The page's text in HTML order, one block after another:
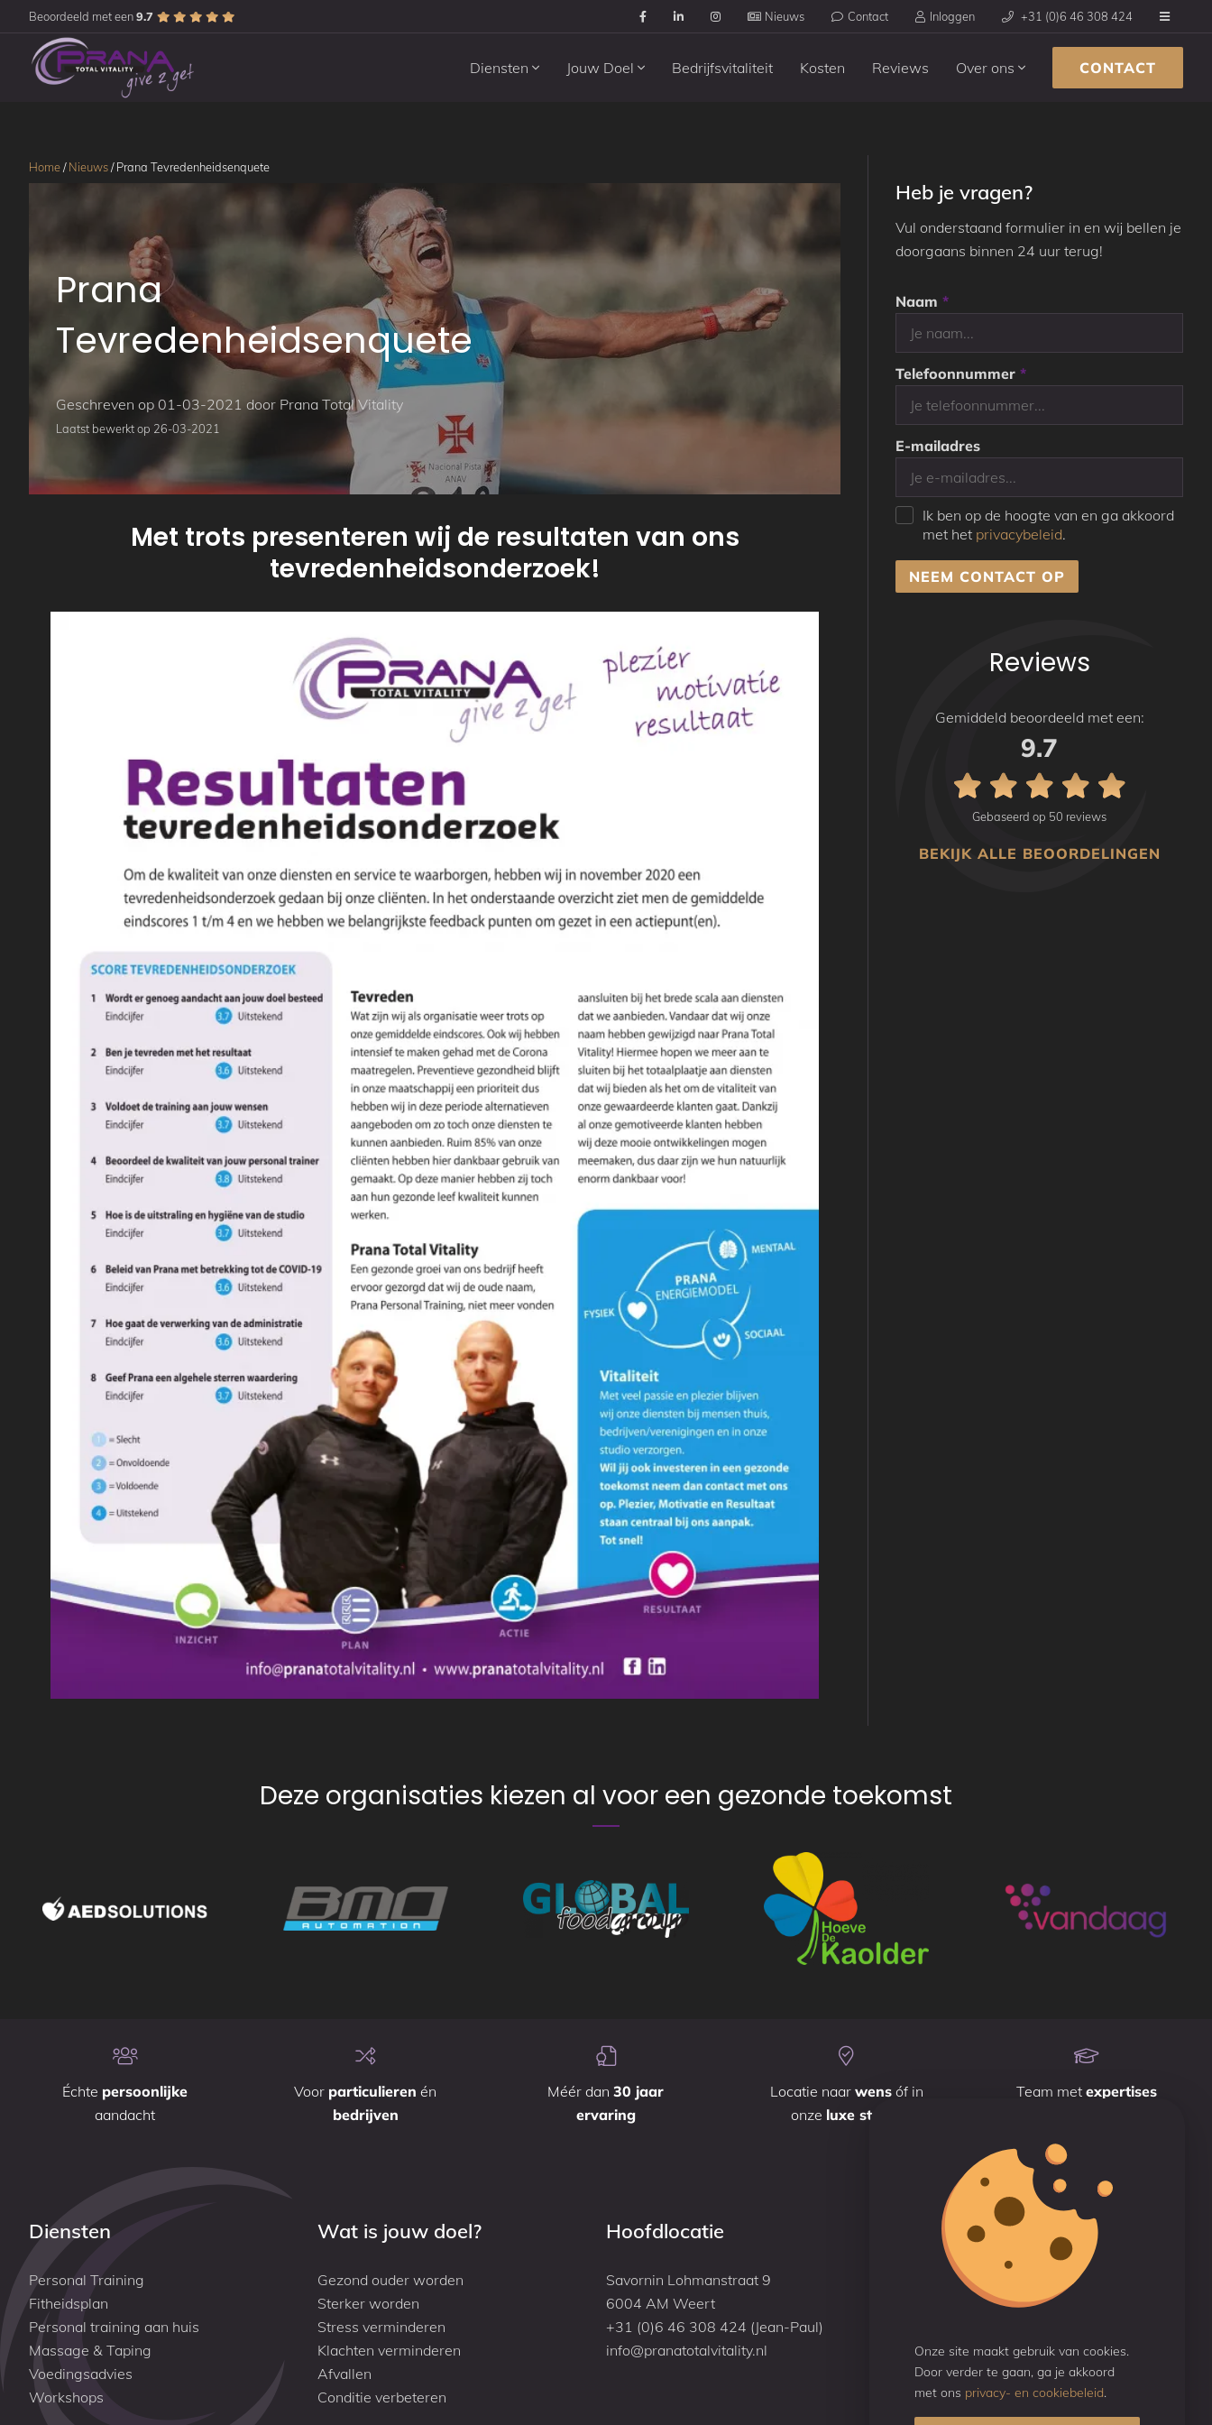
Onze site maakt gebruik van cookies.
Door verder te gaan, ga je akkoord
met ons privacy- en cookiebeleid.
Beoordeeld met een9.7 Nieuws Contact Inloggen +31 (0)6 46 308 424
Diensten Jouw Doel Bedrijfsvitaliteit Kosten Reviews Over ons CONTACT
Home/ Nieuws/ Prana Tevredenheidsenquete
Prana
Tevredenheidsenquete
Geschreven op 01-03-2021 door Prana Total Vitality
Laatst bewerkt op 26-03-2021
Met trots presenteren wij de resultaten van ons
tevredenheidsonderzoek!
Heb je vragen?
Vul onderstaand formulier in en wij bellen je
doorgaans binnen 24 uur terug!
Naam *
Telefoonnummer *
E-mailadres
Ik ben op de hoogte van en ga akkoord
met het privacybeleid.
NEEM CONTACT OP
Reviews
Gemiddeld beoordeeld met een:
9.7
Gebaseerd op 50 reviews
BEKIJK ALLE BEOORDELINGEN
Deze organisaties kiezen al voor een gezonde toekomst
Échte persoonlijke
aandacht
Voor particulieren én
bedrijven
Méér dan30 jaar
ervaring
Locatie naar wensóf in
onze luxe studio
Team metexpertises
Diensten
Personal Training
Fitheidsplan
Personal training aan huis
Massage & Taping
Voedingsadvies
Workshops
Wat is jouw doel?
Gezond ouder worden
Sterker worden
Stress verminderen
Klachten verminderen
Afvallen
Conditie verbeteren
Hoofdlocatie
Savornin Lohmanstraat 9
6004 AM Weert
+31 (0)6 46 308 424 (Jean-Paul)
info@pranatotalvitality.nl
Reviews
Beoordeeld met een
Gebaseerd op 50 reviews